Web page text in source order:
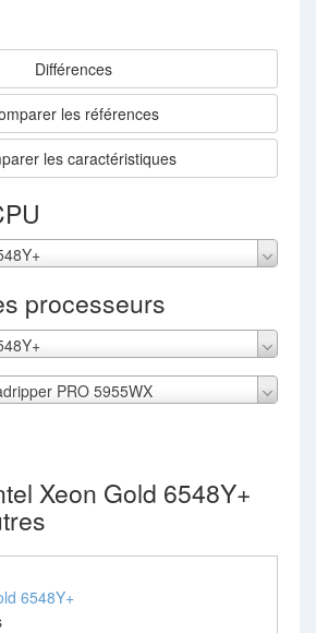
Différences
les références
les caractéristiques
processeurs
PRO 5955WX
Xeon Gold 6548Y+
6548Y+